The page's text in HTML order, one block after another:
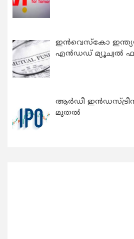
ഇന്‍വെസ്കോ
എന്‍ഡഡ് മ്യൂച്വല്‍
ആർഡീ
മുതൽ